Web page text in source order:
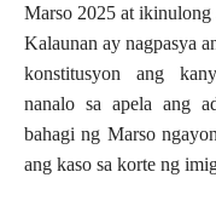
Marso 2025 at ikinulong
Kalaunan ay nagpasya
konstitusyon ang
nanalo sa apela ang
bahagi ng Marso
ang kaso sa korte ng